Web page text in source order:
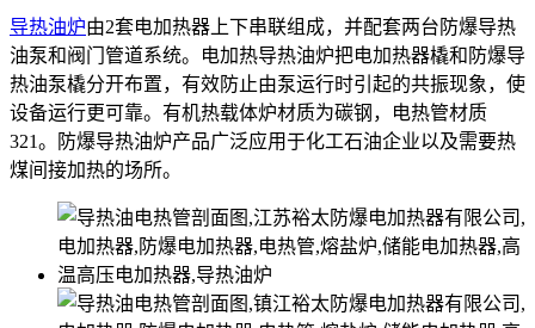
导热油炉由2套电加热器上下串联组成，并配套两台防爆导热
油泵和阀门管道系统。电加热导热油炉把电加热器橇和防爆导
热油泵橇分开布置，有效防止由泵运行时引起的共振现象，使
设备运行更可靠。有机热载体炉材质为碳钢，电热管材质
321。防爆导热油炉产品广泛应用于化工石油企业以及需要热
煤间接加热的场所。